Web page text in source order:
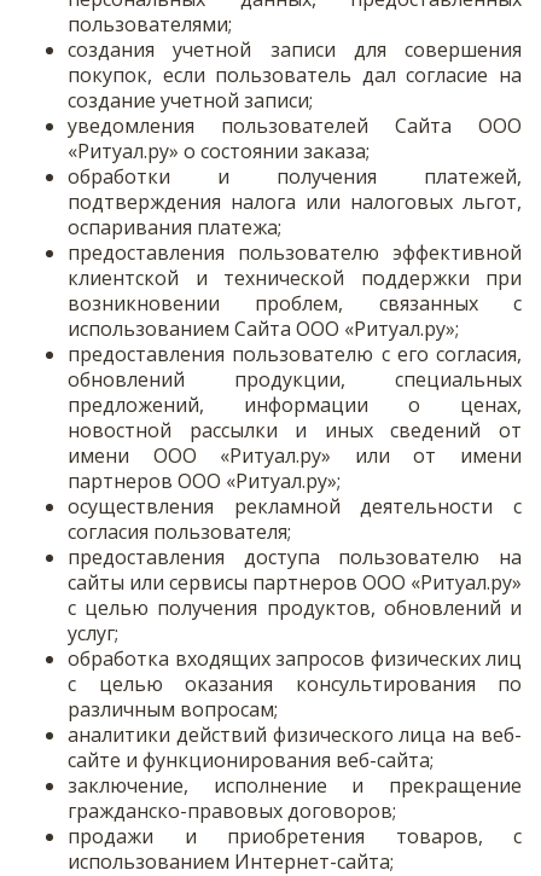
пользователями;
создания учетной записи для совершения
покупок, если пользователь дал согласие на
создание учетной записи;
уведомления пользователей Сайта ООО
«Ритуал.ру» о состоянии заказа;
обработки и получения платежей,
подтверждения налога или налоговых льгот,
оспаривания платежа;
предоставления пользователю эффективной
клиентской и технической поддержки при
возникновении проблем, связанных с
использованием Сайта ООО «Ритуал.ру»;
предоставления пользователю с его согласия,
обновлений продукции, специальных
предложений, информации о ценах,
новостной рассылки и иных сведений от
имени ООО «Ритуал.ру» или от имени
партнеров ООО «Ритуал.ру»;
осуществления рекламной деятельности с
согласия пользователя;
предоставления доступа пользователю на
сайты или сервисы партнеров ООО «Ритуал.ру»
с целью получения продуктов, обновлений и
услуг;
обработка входящих запросов физических лиц
с целью оказания консультирования по
различным вопросам;
аналитики действий физического лица на веб-
сайте и функционирования веб-сайта;
заключение, исполнение и прекращение
гражданско-правовых договоров;
продажи и приобретения товаров, с
использованием Интернет-сайта;